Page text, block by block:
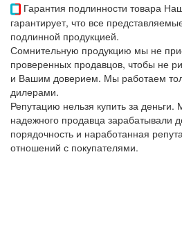
Гарантия подлинности товара
гарантирует, что все
подлинной продукцией.
Сомнительную продукцию мы не
проверенных продавцов, чтобы не
и Вашим доверием. Мы работаем
дилерами.
Репутацию нельзя купить за
надежного продавца зарабатывали
порядочность и наработанная
отношений с покупателями.